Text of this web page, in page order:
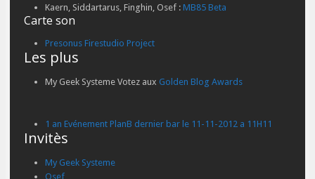
Kaern, Siddartarus, Finghin, Osef : MB85 Beta
Carte son
Presonus Firestudio Project
Les plus
My Geek Systeme Votez aux Golden Blog Awards
1 an Evénement PlanB dernier bar le 11-11-2012 a 11H11
Invitès
My Geek Systeme
Osef